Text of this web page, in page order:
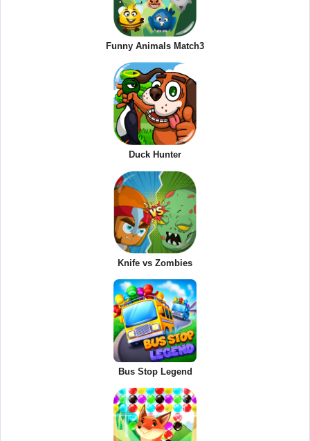
Funny Animals Match3
Duck Hunter
Knife vs Zombies
Bus Stop Legend